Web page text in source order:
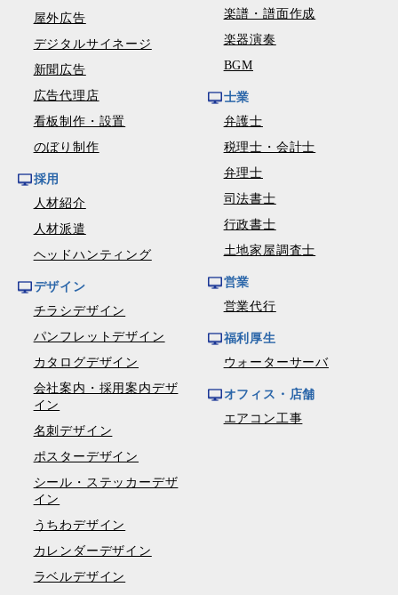
屋外広告
デジタルサイネージ
新聞広告
広告代理店
看板制作・設置
のぼり制作
採用
人材紹介
人材派遣
ヘッドハンティング
デザイン
チラシデザイン
パンフレットデザイン
カタログデザイン
会社案内・採用案内デザ
イン
名刺デザイン
ポスターデザイン
シール・ステッカーデザ
イン
うちわデザイン
カレンダーデザイン
ラベルデザイン
楽譜・譜面作成
楽器演奏
BGM
士業
弁護士
税理士・会計士
弁理士
司法書士
行政書士
土地家屋調査士
営業
営業代行
福利厚生
ウォーターサーバ
オフィス・店舗
エアコン工事